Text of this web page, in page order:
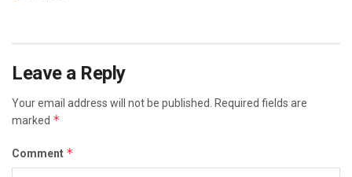
Leave a Reply
Your email address will not be published.
Required fields are
marked *
Comment *